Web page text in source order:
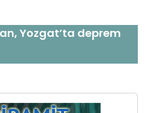
Yozgat’ta deprem